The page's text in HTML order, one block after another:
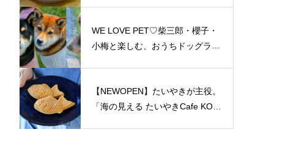
ちカフェマロン／Pao Crepe MI
PARFAIT＠島原半島特集
WE LOVE PET♡柴三郎・櫻子・
小梅と楽しむ、おうちドッグラン
【NEWOPEN】たいやきが主役。
「海の見える たいやきCafe KOM